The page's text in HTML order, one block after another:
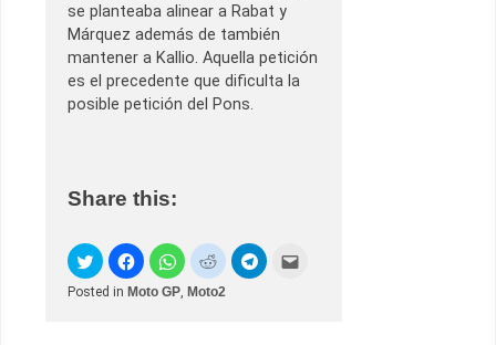
se planteaba alinear a Rabat y
Márquez además de también
mantener a Kallio. Aquella petición
es el precedente que dificulta la
posible petición del Pons.
Share this:
Posted in Moto GP Moto2